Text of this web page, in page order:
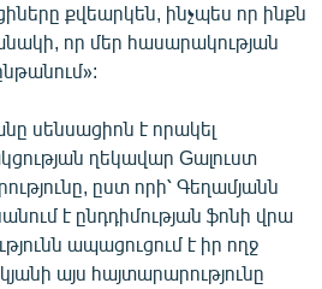
քվեարկեն, ինչպես որ ինքն
որ մեր հասարակության
սենսացիոն է որակել
ղեկավար Gալուստ
ըստ որի՝ Գեղամյանն
է ընդդիմության ֆոնի վրա
ապացուցում է իր ողջ
այս հայտարարությունը